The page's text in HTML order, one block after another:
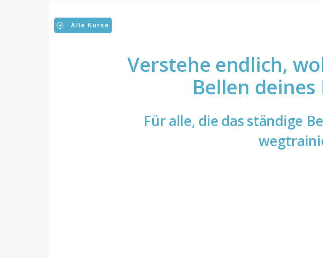
Alle Kurse
Verstehe endlich,
Bellen
Für alle, die das ständige